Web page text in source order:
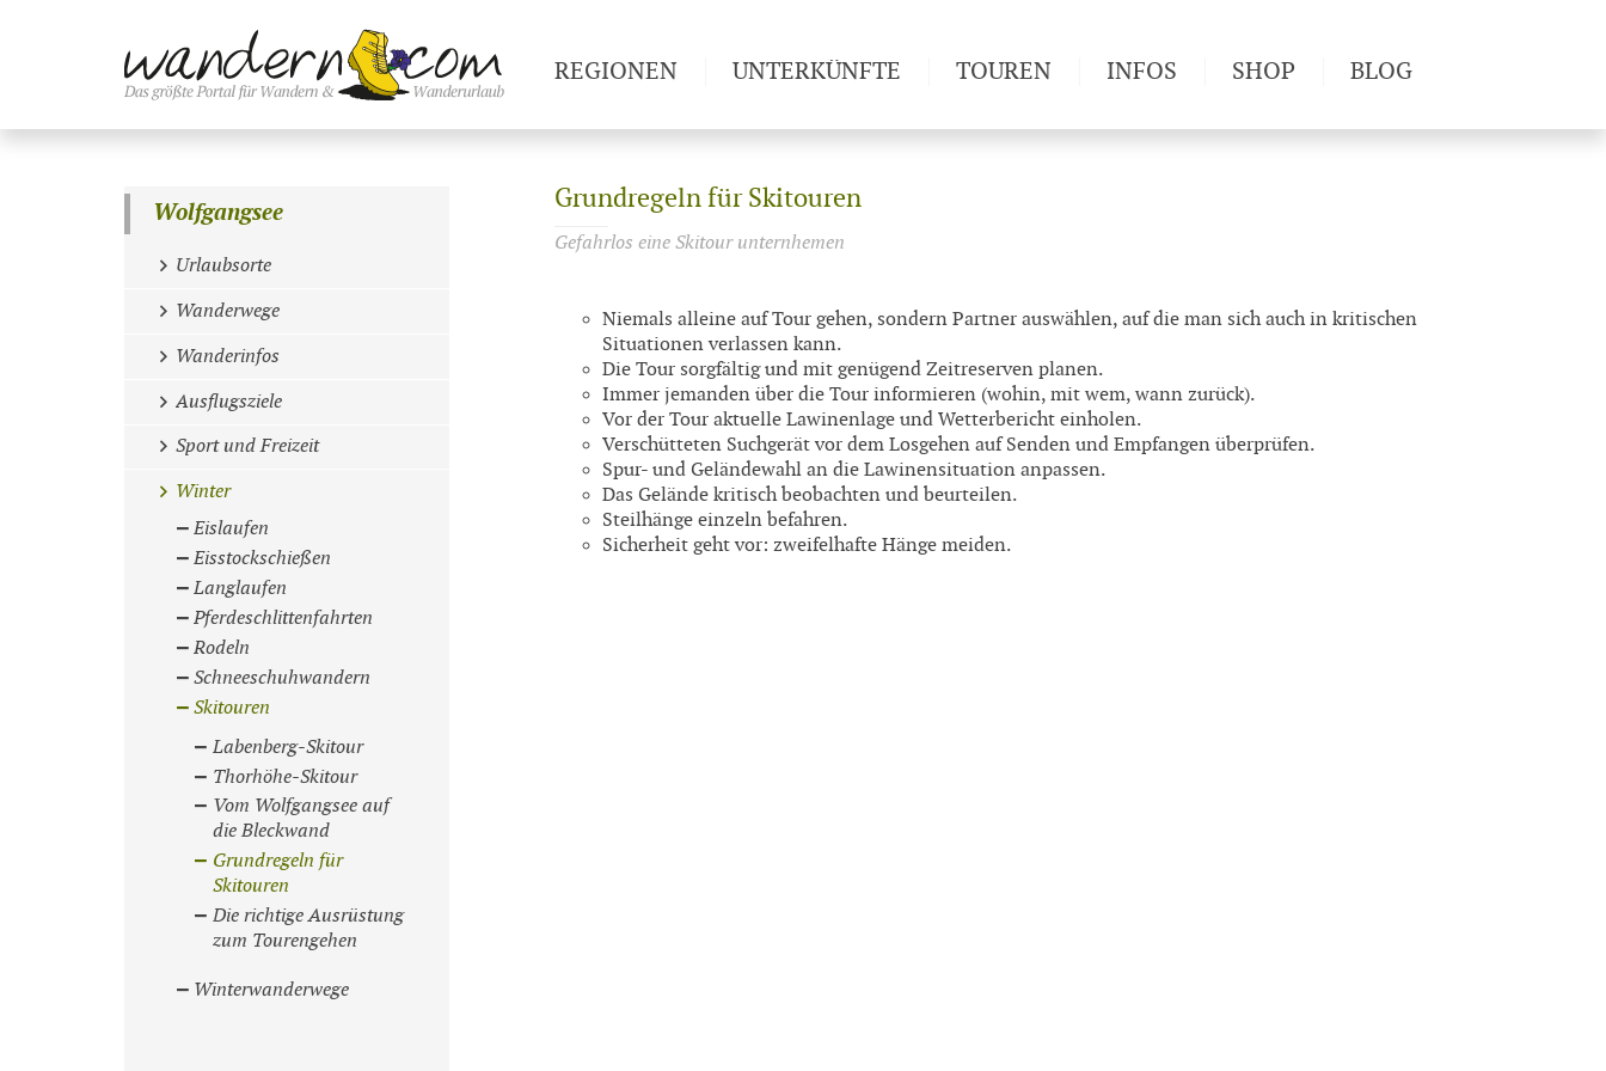
Grundregeln für Skitouren
Gefahrlos eine Skitour unternhemen
Niemals alleine auf Tour gehen, sondern Partner auswählen, auf die man sich auch in kritischen
Situationen verlassen kann.
Die Tour sorgfältig und mit genügend Zeitreserven planen.
Immer jemanden über die Tour informieren (wohin, mit wem, wann zurück).
Vor der Tour aktuelle Lawinenlage und Wetterbericht einholen.
Verschütteten Suchgerät vor dem Losgehen auf Senden und Empfangen überprüfen.
Spur- und Geländewahl an die Lawinensituation anpassen.
Das Gelände kritisch beobachten und beurteilen.
Steilhänge einzeln befahren.
Sicherheit geht vor: zweifelhafte Hänge meiden.
Wolfgangsee
Urlaubsorte
Wanderwege
Wanderinfos
Ausflugsziele
Sport und Freizeit
Winter
Eislaufen
Eisstockschießen
Langlaufen
Pferdeschlittenfahrten
Rodeln
Schneeschuhwandern
Skitouren
Labenberg-Skitour
Thorhöhe-Skitour
Vom Wolfgangsee auf
die Bleckwand
Grundregeln für
Skitouren
Die richtige Ausrüstung
zum Tourengehen
Winterwanderwege
REGIONEN UNTERKÜNFTE TOUREN INFOS
Newsletter
SHOP BLOG